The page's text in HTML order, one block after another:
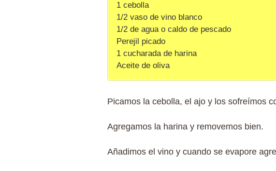
1 cebolla
1/2 vaso de vino blanco
1/2 de agua o caldo de pescado
Perejil picado
1 cucharada de harina
Aceite de oliva
Picamos la cebolla, el ajo y los sofreímos
Agregamos la harina y removemos bien.
Añadimos el vino y cuando se evapore